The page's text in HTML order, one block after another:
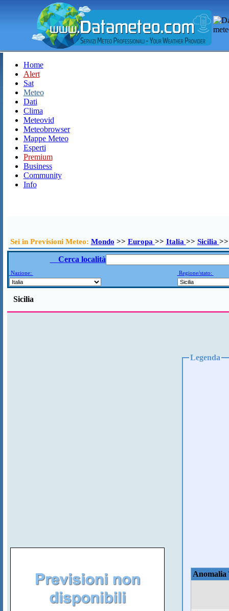
Home
Alert
Sat
Meteo
Dati
Clima
Meteovid
Meteobrowser
Mappe Meteo
Esperti
Premium
Business
Community
Info
Sei in Previsioni Meteo: Mondo >> Europa >> Italia >> Sicilia
Cerca località
Nazione: Regione/stato:
Sicilia
Legenda
Anomalia